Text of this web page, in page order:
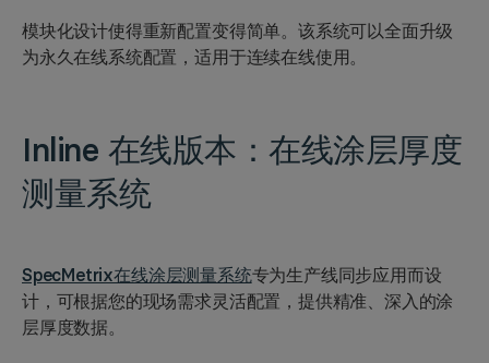
模块化设计使得重新配置变得简单。该系统可以全面升级
为永久在线系统配置，适用于连续在线使用。
Inline 在线版本： 在线涂层厚度
测量系统
SpecMetrix在线涂层测量系统专为生产线同步应用而设
计，可根据您的现场需求灵活配置，提供精准、深入的涂
层厚度数据。